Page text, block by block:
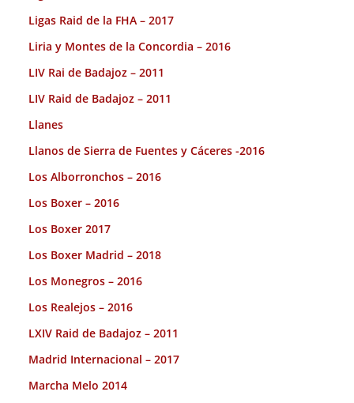
Ligas Raid de la FHA – 2017
Liria y Montes de la Concordia – 2016
LIV Rai de Badajoz – 2011
LIV Raid de Badajoz – 2011
Llanes
Llanos de Sierra de Fuentes y Cáceres -2016
Los Alborronchos – 2016
Los Boxer – 2016
Los Boxer 2017
Los Boxer Madrid – 2018
Los Monegros – 2016
Los Realejos – 2016
LXIV Raid de Badajoz – 2011
Madrid Internacional – 2017
Marcha Melo 2014